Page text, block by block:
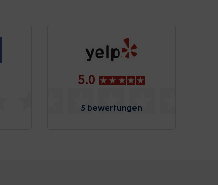
5.0
5 bewertungen